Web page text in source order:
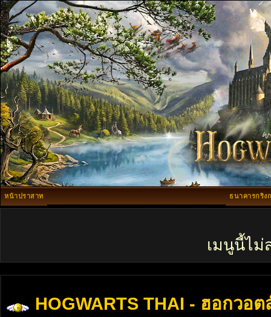
หน้าปราสาท ธนาคารกริง
เมนูนี้ไม่
HOGWARTS THAI - ฮอกวอต